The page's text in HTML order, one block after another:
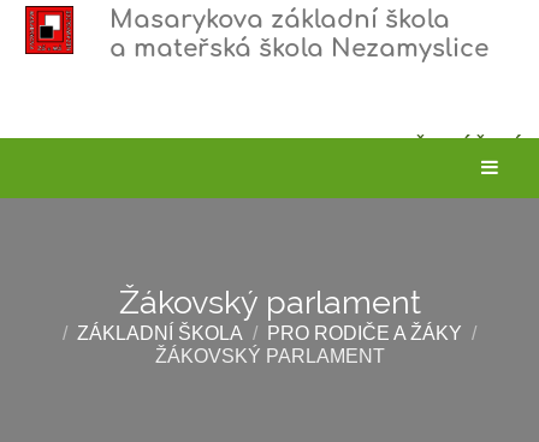
Masarykova základní škola
a mateřská škola Nezamyslice
Žákovský parlament
/ ZÁKLADNÍ ŠKOLA / PRO RODIČE A ŽÁKY /
ŽÁKOVSKÝ PARLAMENT